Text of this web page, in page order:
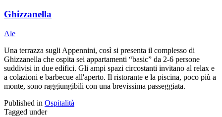
Ghizzanella
Ale
Una terrazza sugli Appennini, così si presenta il complesso di
Ghizzanella che ospita sei appartamenti “basic” da 2-6 persone
suddivisi in due edifici. Gli ampi spazi circostanti invitano al relax e
a colazioni e barbecue all'aperto. Il ristorante e la piscina, poco più a
monte, sono raggiungibili con una brevissima passeggiata.
Published in Ospitalità
Tagged under